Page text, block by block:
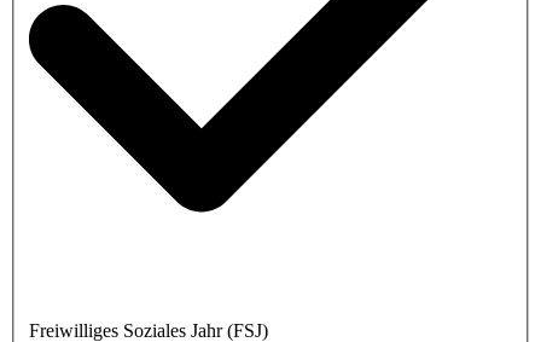
Freiwilliges Soziales Jahr (FSJ)